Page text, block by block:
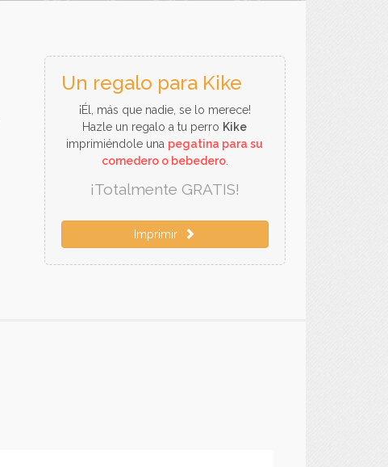
Un regalo para Kike
¡Él, más que nadie, se lo merece!
Hazle un regalo a tu perro Kike
imprimiéndole una pegatina para su
comedero o bebedero.
¡Totalmente GRATIS!
Imprimir